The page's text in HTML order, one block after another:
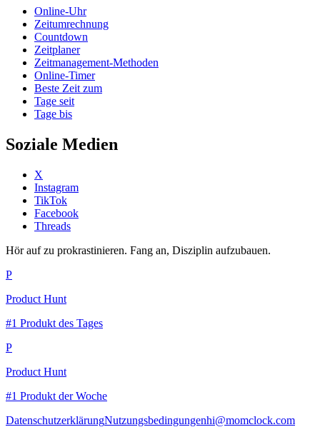
Online-Uhr
Zeitumrechnung
Countdown
Zeitplaner
Zeitmanagement-Methoden
Online-Timer
Beste Zeit zum
Tage seit
Tage bis
Soziale Medien
X
Instagram
TikTok
Facebook
Threads
Hör auf zu prokrastinieren. Fang an, Disziplin aufzubauen.
P
Product Hunt
#1 Produkt des Tages
P
Product Hunt
#1 Produkt der Woche
DatenschutzerklärungNutzungsbedingungenhi@momclock.com